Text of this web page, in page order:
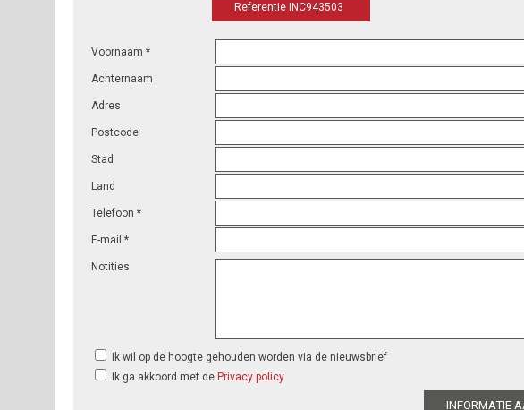
Referentie INC943503
Voornaam *
Achternaam
Adres
Postcode
Stad
Land
Telefoon *
E-mail *
Notities
Ik wil op de hoogte gehouden worden via de nieuwsbrief
Ik ga akkoord met de Privacy policy